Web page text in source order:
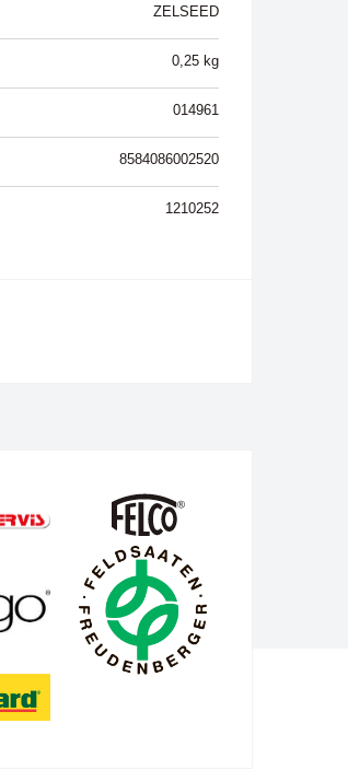
ZELSEED
0,25 kg
014961
8584086002520
1210252